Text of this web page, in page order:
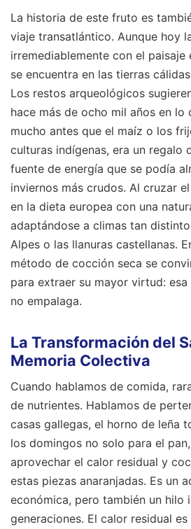
La historia de este fruto es
viaje transatlántico. Aunque hoy
irremediablemente con el paisaje
se encuentra en las tierras
Los restos arqueológicos
hace más de ocho mil años en lo
mucho antes que el maíz o los
culturas indígenas, era un regalo
fuente de energía que se podía
inviernos más crudos. Al cruzar
en la dieta europea con una
adaptándose a climas tan
Alpes o las llanuras castellanas.
método de cocción seca se
para extraer su mayor virtud:
no empalaga.
La Transformación del
Memoria Colectiva
Cuando hablamos de comida,
de nutrientes. Hablamos de
casas gallegas, el horno de leña
los domingos no solo para el
aprovechar el calor residual y
estas piezas anaranjadas. Es un
económica, pero también un hilo
generaciones. El calor residual